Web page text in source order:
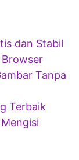
dan Stabil
Tanpa
Terbaik